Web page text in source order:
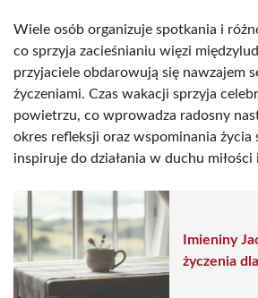
Wiele osób organizuje spotkania i
co sprzyja zacieśnianiu więzi
przyjaciele obdarowują się nawzajem
życzeniami. Czas wakacji sprzyja
powietrzu, co wprowadza radosny
okres refleksji oraz wspominania
inspiruje do działania w duchu miłości
Imieniny
życzenia